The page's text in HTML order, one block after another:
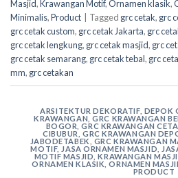
Masjid, Krawangan Motif,Ornamen klasik,
Minimalis,Product Tagged grc cetak, grc
grc cetak custom, grc cetak Jakarta, grc
grc cetak lengkung, grc cetak masjid, grc
grc cetak semarang, grc cetak tebal, grc
mm, grc cetakan
ARSITEKTUR DEKORATIF, DEPOK
KRAWANGAN ,GRC KRAWANGAN
BOGOR ,GRC KRAWANGAN
CIBUBUR GRC KRAWANGAN
JABODETABEK
GRC KRAWANGAN
MOTIF, JASA ORNAMEN MASJID
MOTIF MASJID ,KRAWANGAN
ORNAMEN KLASIK ,ORNAMEN
PRODUCT